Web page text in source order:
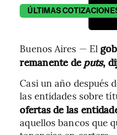
ÚLTIMAS
Buenos Aires — El
remanente de puts,
Casi un año después
las entidades sobre
ofertas de las
aquellos bancos que